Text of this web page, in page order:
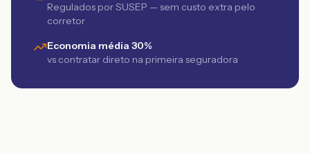
Regulados por SUSEP — sem custo extra pelo
corretor
Economia média 30%
vs contratar direto na primeira seguradora